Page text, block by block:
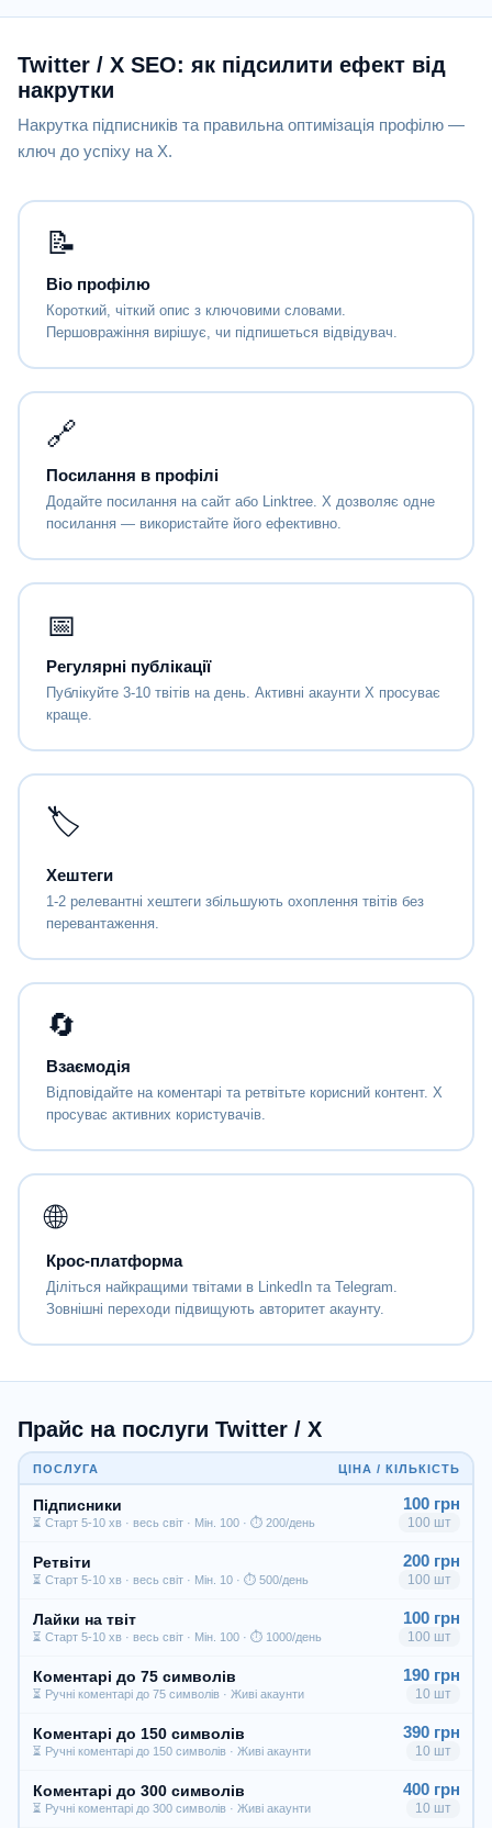
Twitter / X SEO: як підсилити ефект від
накрутки
Накрутка підписників та правильна оптимізація профілю —
ключ до успіху на X.
📝
Bio профілю
Короткий, чіткий опис з ключовими словами.
Першовражіння вирішує, чи підпишеться відвідувач.
🔗
Посилання в профілі
Додайте посилання на сайт або Linktree. X дозволяє одне
посилання — використайте його ефективно.
📅
Регулярні публікації
Публікуйте 3-10 твітів на день. Активні акаунти X просуває
краще.
🏷
Хештеги
1-2 релевантні хештеги збільшують охоплення твітів без
перевантаження.
🔄
Взаємодія
Відповідайте на коментарі та ретвітьте корисний контент. X
просуває активних користувачів.
🌐
Крос-платформа
Діліться найкращими твітами в LinkedIn та Telegram.
Зовнішні переходи підвищують авторитет акаунту.
Прайс на послуги Twitter / X
ПОСЛУГА ЦІНА / КІЛЬКІСТЬ
Підписники
⏳ Старт 5-10 хв · весь світ · Мін. 100 · ⏱ 200/день
100 грн
100 шт
Ретвіти
⏳ Старт 5-10 хв · весь світ · Мін. 10 · ⏱ 500/день
200 грн
100 шт
Лайки на твіт
⏳ Старт 5-10 хв · весь світ · Мін. 100 · ⏱ 1000/день
100 грн
100 шт
Коментарі до 75 символів
⏳ Ручні коментарі до 75 символів · Живі акаунти
190 грн
10 шт
Коментарі до 150 символів
⏳ Ручні коментарі до 150 символів · Живі акаунти
390 грн
10 шт
Коментарі до 300 символів
⏳ Ручні коментарі до 300 символів · Живі акаунти
400 грн
10 шт